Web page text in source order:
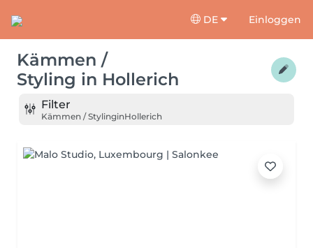
DE Einloggen
Kämmen /
Styling in Hollerich
Filter
Kämmen / StylinginHollerich